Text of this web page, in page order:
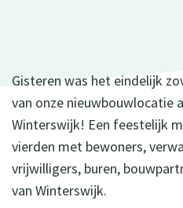
Gisteren was het eindelijk
van onze nieuwbouwlocatie
Winterswijk! Een feestelijk
vierden met bewoners,
vrijwilligers, buren,
van Winterswijk.